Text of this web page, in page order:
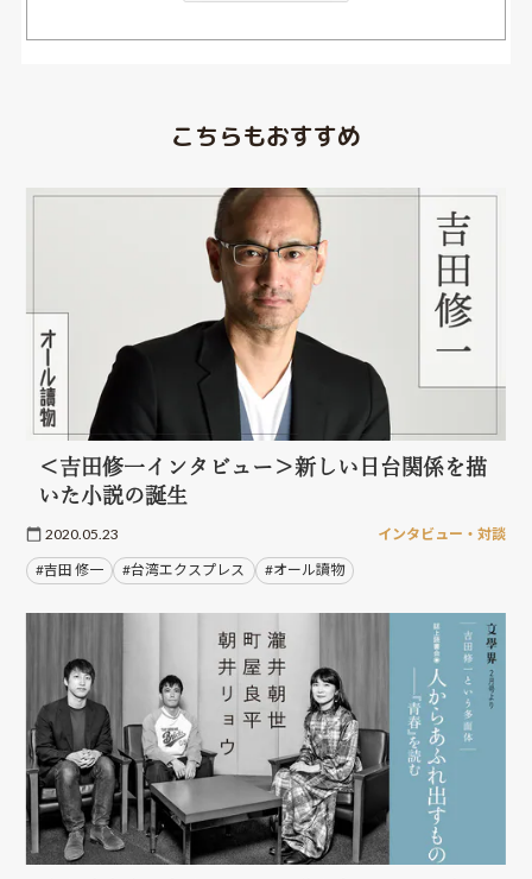
こちらもおすすめ
＜吉田修一インタビュー＞新しい日台関係を描
いた小説の誕生
2020.05.23 インタビュー・対談
#吉田 修一 #台湾エクスプレス #オール讀物